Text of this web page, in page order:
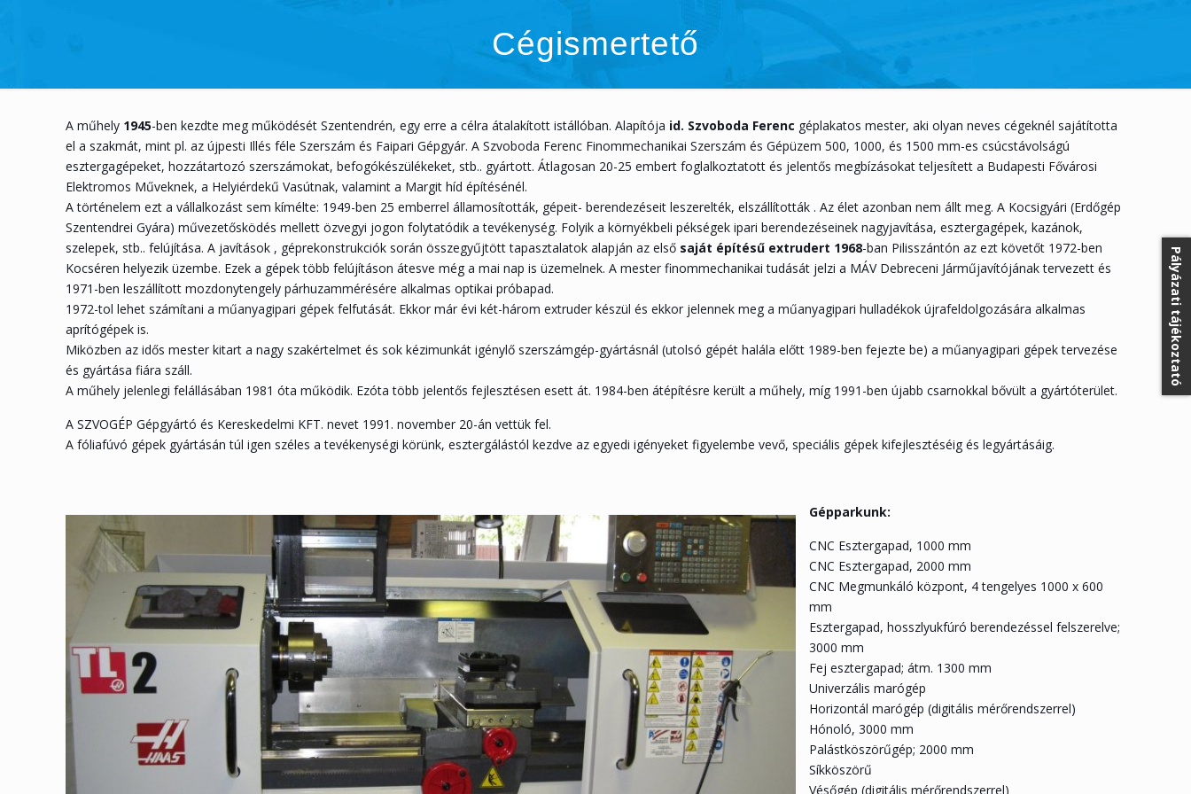
Cégismertető
A műhely 1945-ben kezdte meg működését Szentendrén, egy erre a célra átalakított istállóban. Alapítója id. Szvoboda Ferenc géplakatos mester, aki olyan neves cégeknél sajátította
el a szakmát, mint pl. az újpesti Illés féle Szerszám és Faipari Gépgyár. A Szvoboda Ferenc Finommechanikai Szerszám és Gépüzem 500, 1000, és 1500 mm-es csúcstávolságú
esztergagépeket, hozzátartozó szerszámokat, befogókészülékeket, stb.. gyártott. Átlagosan 20-25 embert foglalkoztatott és jelentős megbízásokat teljesített a Budapesti Fővárosi
Elektromos Műveknek, a Helyiérdekű Vasútnak, valamint a Margit híd építésénél.
A történelem ezt a vállalkozást sem kímélte: 1949-ben 25 emberrel államosították, gépeit- berendezéseit leszerelték, elszállították . Az élet azonban nem állt meg. A Kocsigyári (Erdőgép
Szentendrei Gyára) művezetősködés mellett özvegyi jogon folytatódik a tevékenység. Folyik a környékbeli pékségek ipari berendezéseinek nagyjavítása, esztergagépek, kazánok,
szelepek, stb.. felújítása. A javítások , géprekonstrukciók során összegyűjtött tapasztalatok alapján az első saját építésű extrudert 1968-ban Pilisszántón az ezt követőt 1972-ben
Kocséren helyezik üzembe. Ezek a gépek több felújításon átesve még a mai nap is üzemelnek. A mester finommechanikai tudását jelzi a MÁV Debreceni Járműjavítójának tervezett és
1971-ben leszállított mozdonytengely párhuzammérésére alkalmas optikai próbapad.
1972-tol lehet számítani a műanyagipari gépek felfutását. Ekkor már évi két-három extruder készül és ekkor jelennek meg a műanyagipari hulladékok újrafeldolgozására alkalmas
aprítógépek is.
Miközben az idős mester kitart a nagy szakértelmet és sok kézimunkát igénylő szerszámgép-gyártásnál (utolsó gépét halála előtt 1989-ben fejezte be) a műanyagipari gépek tervezése
és gyártása fiára száll.
A műhely jelenlegi felállásában 1981 óta működik. Ezóta több jelentős fejlesztésen esett át. 1984-ben átépítésre került a műhely, míg 1991-ben újabb csarnokkal bővült a gyártóterület.
A SZVOGÉP Gépgyártó és Kereskedelmi KFT. nevet 1991. november 20-án vettük fel.
A fóliafúvó gépek gyártásán túl igen széles a tevékenységi körünk, esztergálástól kezdve az egyedi igényeket figyelembe vevő, speciális gépek kifejlesztéséig és legyártásáig.
Gépparkunk:
CNC Esztergapad, 1000 mm
CNC Esztergapad, 2000 mm
CNC Megmunkáló központ, 4 tengelyes 1000 x 600
mm
Esztergapad, hosszlyukfúró berendezéssel felszerelve;
3000 mm
Fej esztergapad; átm. 1300 mm
Univerzális marógép
Horizontál marógép (digitális mérőrendszerrel)
Hónoló, 3000 mm
Palástköszörűgép; 2000 mm
Síkköszörű
Vésőgép (digitális mérőrendszerrel)
Pályázati tájékoztató